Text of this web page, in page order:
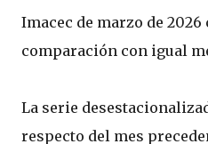
Imacec de marzo de 2026
comparación con igual
La serie
respecto del mes